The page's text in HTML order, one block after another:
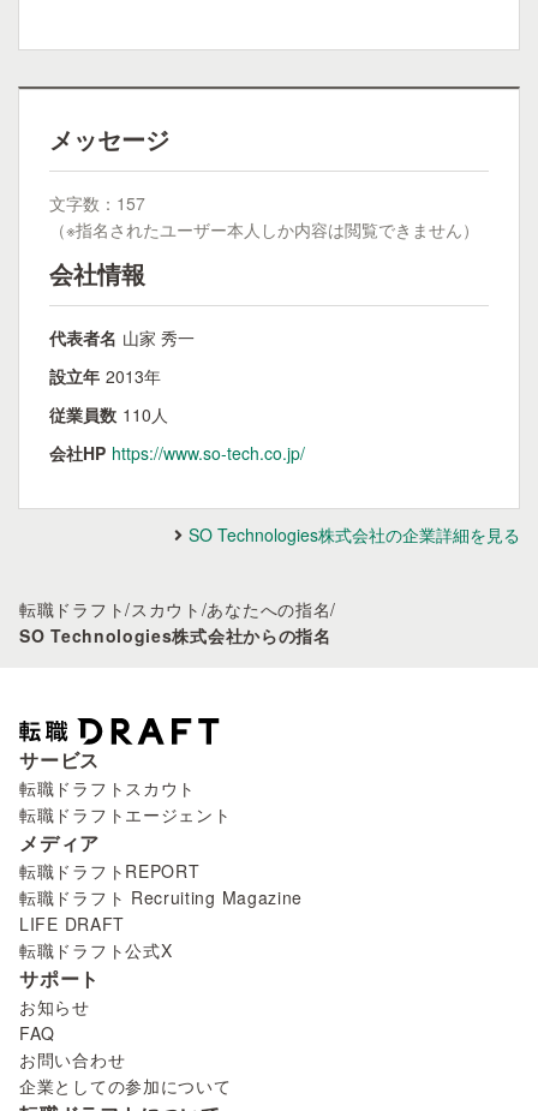
メッセージ
文字数：157
（※指名されたユーザー本人しか内容は閲覧できません）
会社情報
代表者名 山家 秀一
設立年 2013年
従業員数 110人
会社HP https://www.so-tech.co.jp/
SO Technologies株式会社の企業詳細を見る
転職ドラフト/スカウト /あなたへの指名/
SO Technologies株式会社からの指名
サービス
転職ドラフトスカウト
転職ドラフトエージェント
メディア
転職ドラフトREPORT
転職ドラフト Recruiting Magazine
LIFE DRAFT
転職ドラフト公式X
サポート
お知らせ
FAQ
お問い合わせ
企業としての参加について